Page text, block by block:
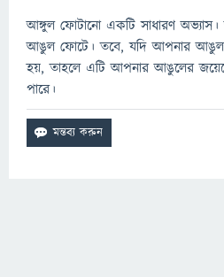
আঙ্গুল ফোটানো একটি সাধারণ
আঙুল ফোটে। তবে, যদি আপনার আঙুল
হয়, তাহলে এটি আপনার আঙুলের
পারে।